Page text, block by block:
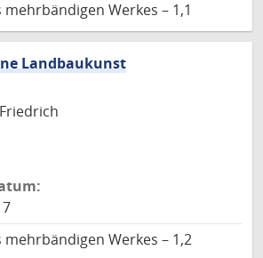
mehrbändigen Werkes – 1,1
Landbaukunst
mehrbändigen Werkes – 1,2